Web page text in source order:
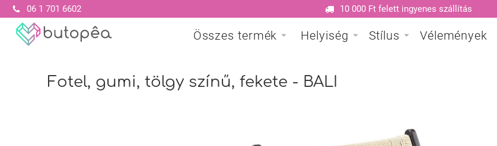
06 1 701 6602 10 000 Ft felett ingyenes szállítás
Összes termék Helyiség Stílus Vélemények
Fotel, gumi, tölgy színű, fekete - BALI